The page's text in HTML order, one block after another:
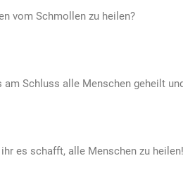
vom Schmollen zu heilen?
Schluss alle Menschen geheilt
es schafft, alle Menschen zu heilen!